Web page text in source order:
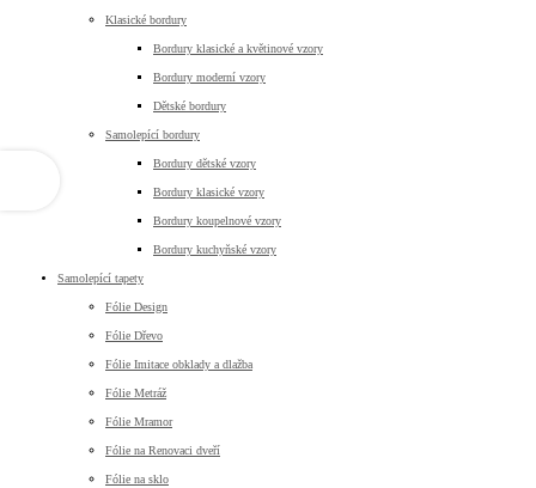
Klasické bordury
Bordury klasické a květinové vzory
Bordury moderní vzory
Dětské bordury
Samolepící bordury
Bordury dětské vzory
Bordury klasické vzory
Bordury koupelnové vzory
Bordury kuchyňské vzory
Samolepící tapety
Fólie Design
Fólie Dřevo
Fólie Imitace obklady a dlažba
Fólie Metráž
Fólie Mramor
Fólie na Renovaci dveří
Fólie na sklo